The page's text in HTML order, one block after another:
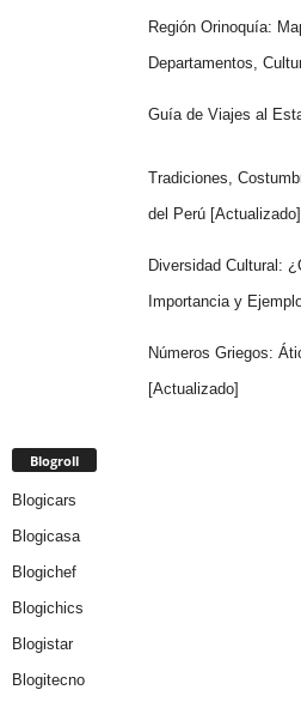
Región Orinoquía:
Departamentos,
Guía de Viajes al
Tradiciones,
del Perú [Actualizado]
Diversidad Cultural:
Importancia y
Números Griegos:
[Actualizado]
Blogroll
Blogicars
Blogicasa
Blogichef
Blogichics
Blogistar
Blogitecno